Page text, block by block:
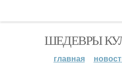
ШЕДЕВРЫ
главная